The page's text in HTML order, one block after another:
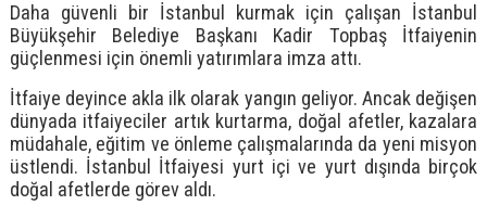
Daha güvenli bir İstanbul kurmak için çalışan İstanbul
Büyükşehir Belediye Başkanı Kadir Topbaş İtfaiyenin
güçlenmesi için önemli yatırımlara imza attı.
İtfaiye deyince akla ilk olarak yangın geliyor. Ancak değişen
dünyada itfaiyeciler artık kurtarma, doğal afetler, kazalara
müdahale, eğitim ve önleme çalışmalarında da yeni misyon
üstlendi. İstanbul İtfaiyesi yurt içi ve yurt dışında birçok
doğal afetlerde görev aldı.